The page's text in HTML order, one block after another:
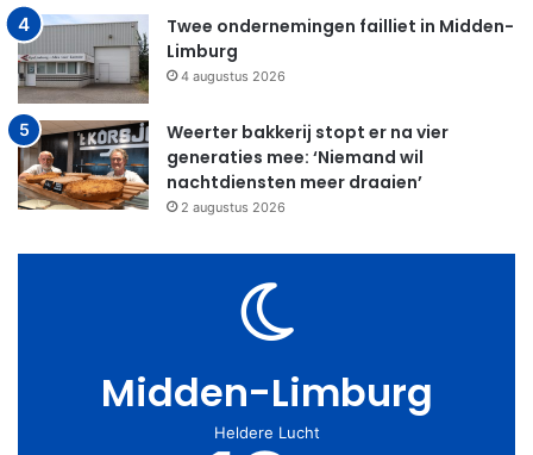
Twee ondernemingen failliet in Midden-
Limburg
4 augustus 2026
Weerter bakkerij stopt er na vier
generaties mee: ‘Niemand wil
nachtdiensten meer draaien’
2 augustus 2026
Midden-Limburg
Heldere Lucht